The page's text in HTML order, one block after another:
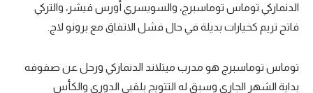
تحقيق في الجول
تحليل في الجول
الدنماركي توماس توماسبرج، والسويسري أورس فيشر، والتركي
فاتح تريم كخيارات بديلة في حال فشل الاتفاق مع برونو لاج.
توماس توماسبرج هو مدرب ميتلاند الدنماركي ورحل عن صفوفه
بداية الشهر الجاري وسبق له التتويج بلقبي الدوري والكأس